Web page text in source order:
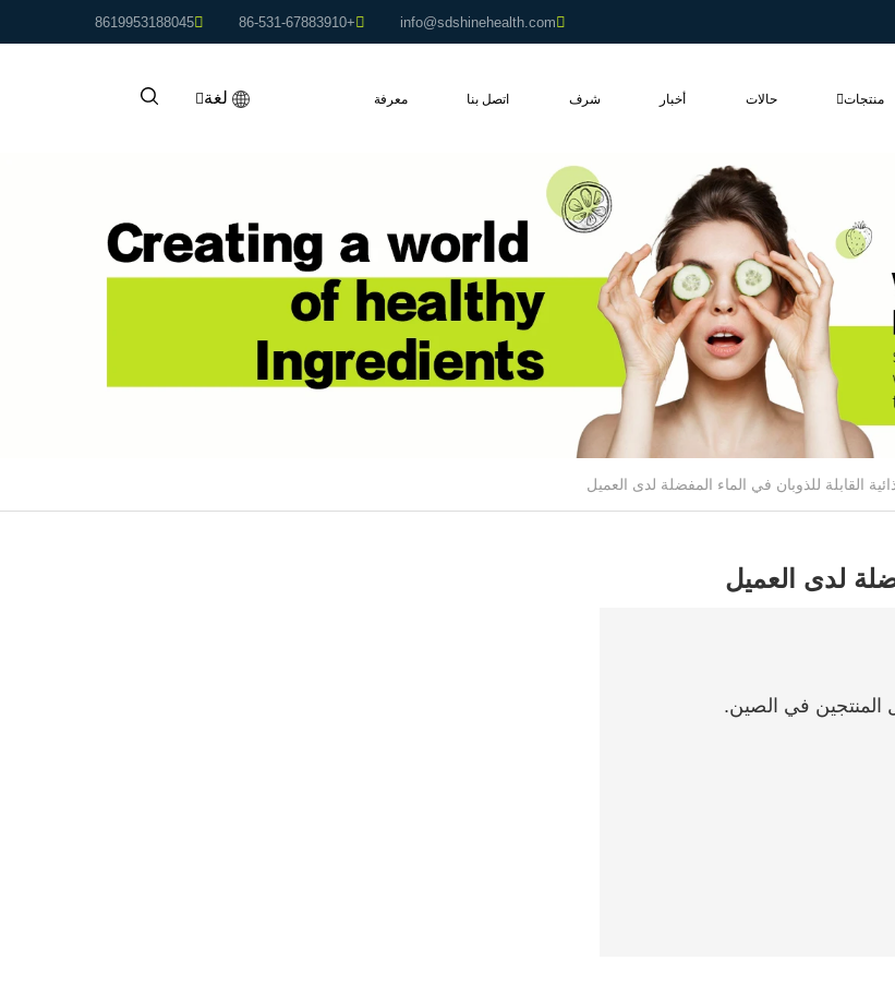
info@sdshinehealth.com
+86-531-67883910
8619953188045
منتجات حالات أخبار شرف اتصل بنا معرفة لغة
لدى العميل